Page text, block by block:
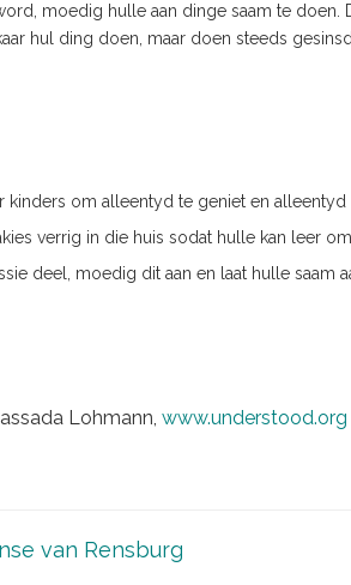
moedig hulle aan dinge saam te doen.
hul ding doen, maar doen steeds
kinders om alleentyd te geniet en alleentyd
verrig in die huis sodat hulle kan leer
deel, moedig dit aan en laat hulle saam
Lohmann, www.understood.org
van Rensburg